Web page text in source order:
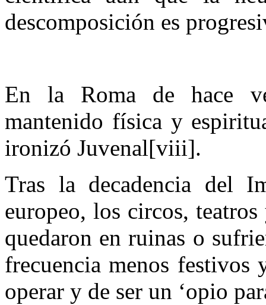
descomposición es
En la Roma de hace
mantenido física y
ironizó Juvenal[viii].
Tras la decadencia del
europeo, los circos,
quedaron en ruinas o
frecuencia menos festivos
operar y de ser un ‘opio